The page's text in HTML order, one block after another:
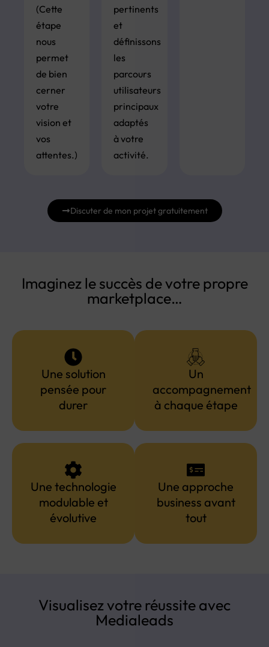
(Cette
étape
nous
permet
de bien
cerner
votre
vision et
vos
attentes.)
pertinents
et
définissons
les
parcours
utilisateurs
principaux
adaptés
à votre
activité.
Discuter de mon projet gratuitement
Imaginez le succès de votre propre
marketplace…
Une solution
pensée pour
durer
Un
accompagnement
à chaque étape
Une technologie
modulable et
évolutive
Une approche
business avant
tout
Visualisez votre réussite avec
Medialeads